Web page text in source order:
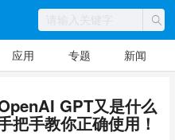
应用 专题 新闻
GPT又是什么
把手教你正确使用！